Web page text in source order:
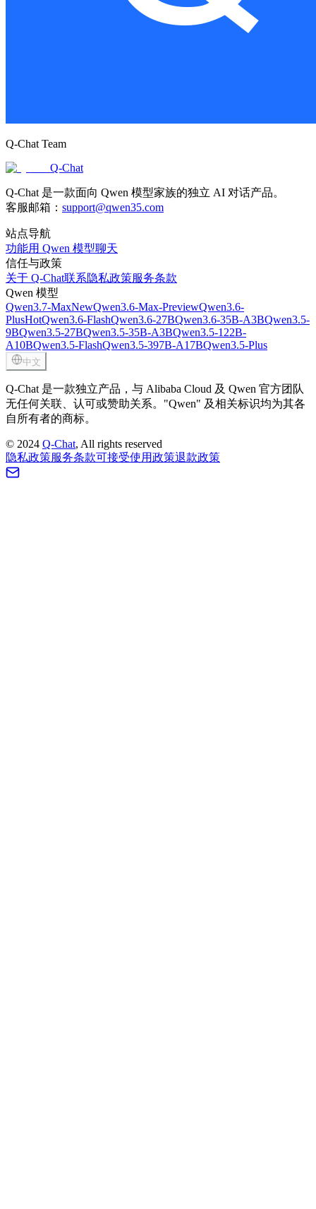
Q-Chat Team
Q-Chat
Q-Chat 是一款面向 Qwen 模型家族的独立 AI 对话产品。
客服邮箱： support@qwen35.com
站点导航
功能用 Qwen 模型聊天
信任与政策
关于 Q-Chat联系隐私政策服务条款
Qwen 模型
Qwen3.7-MaxNewQwen3.6-Max-PreviewQwen3.6-
PlusHotQwen3.6-FlashQwen3.6-27BQwen3.6-35B-A3BQwen3.5-
9BQwen3.5-27BQwen3.5-35B-A3BQwen3.5-122B-
A10BQwen3.5-FlashQwen3.5-397B-A17BQwen3.5-Plus
中文
Q-Chat 是一款独立产品，与 Alibaba Cloud 及 Qwen 官方团队
无任何关联、认可或赞助关系。"Qwen" 及相关标识均为其各
自所有者的商标。
© 2024 Q-Chat, All rights reserved
隐私政策服务条款可接受使用政策退款政策